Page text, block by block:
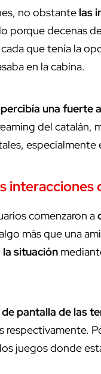
no obstante las
porque decenas
que tenía la
en la cabina.
una fuerte
del
especialmente
interacciones
comenzaron a
más que una
situación
pantalla de las
respectivamente.
juegos donde